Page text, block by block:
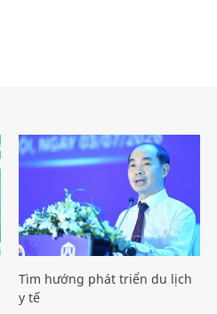
Tìm hướng phát triển du lịch
y tế